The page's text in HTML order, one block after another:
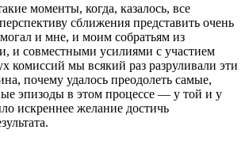
моменты, когда, казалось, все
сближения представить очень
и мне, и моим собратьям из
и совместными усилиями с участием
комиссий мы всякий раз разруливали эти
почему удалось преодолеть самые,
эпизоды в этом процессе — у той и у
искреннее желание достичь